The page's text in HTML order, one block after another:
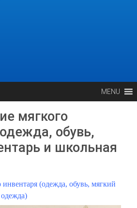
MENU
мягкого
обувь,
и школьная
(одежда, обувь, мягкий